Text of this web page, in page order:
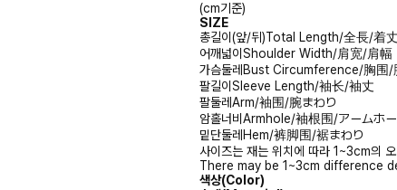
(cm기준)
SIZE
총길이(앞/뒤)Total Length/全長/着丈
어깨넓이 Shoulder Width/肩宽/肩幅
가슴둘레 Bust Circumference/胸围/
팔길이 Sleeve Length/袖长/袖丈
팔둘레Arm/袖围/腕まわり
암홀너비 Armhole/袖根围/アームホ
밑단둘레 Hem/裤脚围/裾まわり
사이즈는 재는 위치에 따라 1~3cm의
There may be 1~3cm difference
색상(Color)